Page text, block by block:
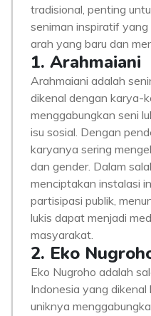
tradisional, penting
seniman inspiratif
arah yang baru dan
1. Arahmaiani
Arahmaiani adalah
dikenal dengan karya-
menggabungkan seni
isu sosial. Dengan
karyanya sering
dan gender. Dalam
menciptakan instalasi
partisipasi publik,
lukis dapat menjadi
masyarakat.
2. Eko
Eko Nugroho adalah
Indonesia yang dikenal
uniknya